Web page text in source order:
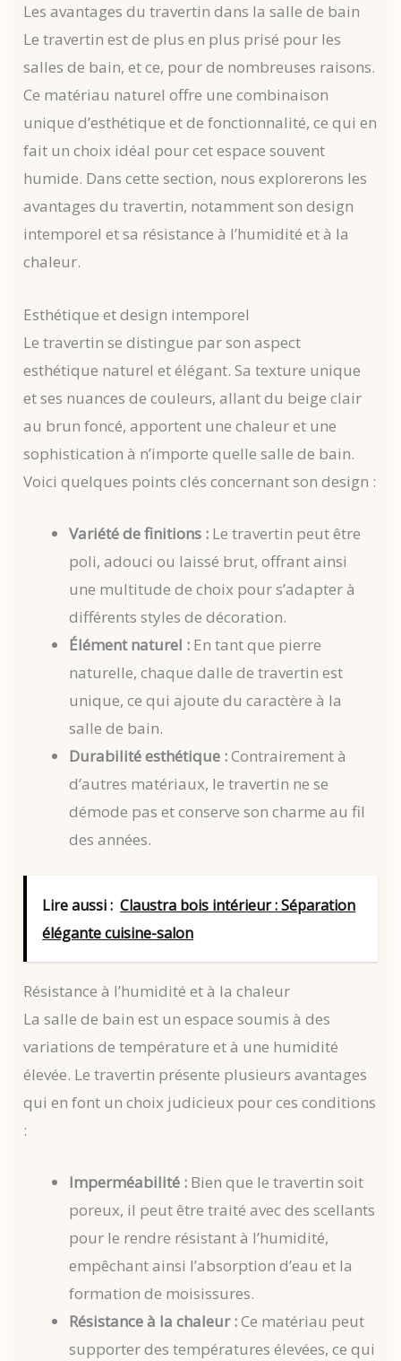
Les avantages du travertin dans la salle de bain
Le travertin est de plus en plus prisé pour les
salles de bain, et ce, pour de nombreuses raisons.
Ce matériau naturel offre une combinaison
unique d’esthétique et de fonctionnalité, ce qui en
fait un choix idéal pour cet espace souvent
humide. Dans cette section, nous explorerons les
avantages du travertin, notamment son design
intemporel et sa résistance à l’humidité et à la
chaleur.
Esthétique et design intemporel
Le travertin se distingue par son aspect
esthétique naturel et élégant. Sa texture unique
et ses nuances de couleurs, allant du beige clair
au brun foncé, apportent une chaleur et une
sophistication à n’importe quelle salle de bain.
Voici quelques points clés concernant son design :
Variété de finitions : Le travertin peut être
poli, adouci ou laissé brut, offrant ainsi
une multitude de choix pour s’adapter à
différents styles de décoration.
Élément naturel : En tant que pierre
naturelle, chaque dalle de travertin est
unique, ce qui ajoute du caractère à la
salle de bain.
Durabilité esthétique :Contrairement à
d’autres matériaux, le travertin ne se
démode pas et conserve son charme au fil
des années.
Lire aussi : Claustra bois intérieur : Séparation
élégante cuisine-salon
Résistance à l’humidité et à la chaleur
La salle de bain est un espace soumis à des
variations de température et à une humidité
élevée. Le travertin présente plusieurs avantages
qui en font un choix judicieux pour ces conditions
:
Imperméabilité : Bien que le travertin soit
poreux, il peut être traité avec des scellants
pour le rendre résistant à l’humidité,
empêchant ainsi l’absorption d’eau et la
formation de moisissures.
Résistance à la chaleur :Ce matériau peut
supporter des températures élevées, ce qui